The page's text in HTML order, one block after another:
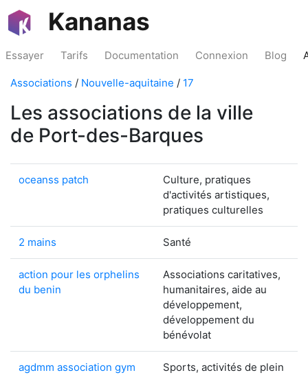
Kananas
Essayer Tarifs Documentation Connexion Blog
Associations / Nouvelle-aquitaine / 17
Les associations de la ville
de Port-des-Barques
oceanss patch
Culture, pratiques
d'activités artistiques,
pratiques culturelles
2 mains Santé
action pour les orphelins
du benin
Associations caritatives,
humanitaires, aide au
développement,
développement du
bénévolat
agdmm association gym
Sports, activités de plein